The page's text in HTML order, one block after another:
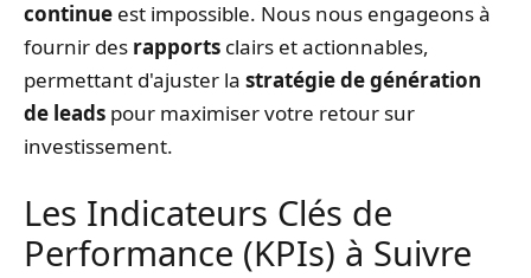
continue est impossible. Nous nous engageons à
fournir des rapports clairs et actionnables,
permettant d'ajuster la stratégie de génération
de leads pour maximiser votre retour sur
investissement.
Les Indicateurs Clés de
Performance (KPIs) à Suivre